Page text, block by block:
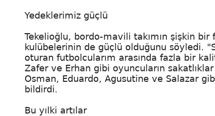
Yedeklerimiz güçlü
Tekelioğlu, bordo-mavili takımın şişkin bir
kulübelerinin de güçlü olduğunu söyledi.
oturan futbolcularım arasında fazla bir
Zafer ve Erhan gibi oyuncuların
Osman, Eduardo, Agusutine ve Salazar
bildirdi.
Bu yılki artılar